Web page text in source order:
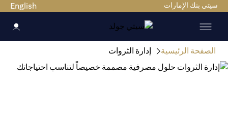
بنك الإمارات English
الرئيسية إدارة الثروات